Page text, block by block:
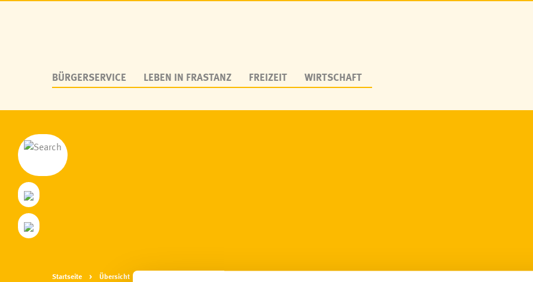
BÜRGERSERVICE LEBEN IN FRASTANZ FREIZEIT WIRTSCHAFT
Startseite Übersicht